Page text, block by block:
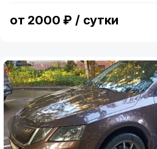
от 2000 ₽ / сутки